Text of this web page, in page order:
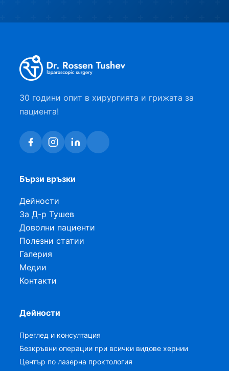
30 години опит в хирургията и грижата за
пациента!
Бързи връзки
Дейности
За Д-р Тушев
Доволни пациенти
Полезни статии
Галерия
Медии
Контакти
Дейности
Преглед и консултация
Безкръвни операции при всички видове хернии
Център по лазерна проктология